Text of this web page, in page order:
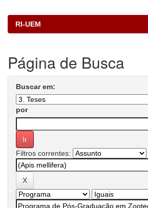
RI-UEM
Página de Busca
Buscar em:
por
Filtros correntes: